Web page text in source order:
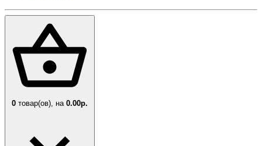
0 товар(ов), на 0.00р.